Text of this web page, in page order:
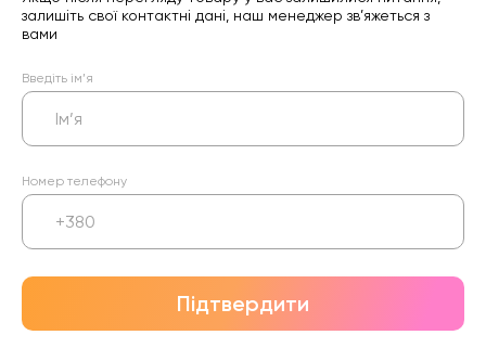
залишіть свої контактні дані, наш менеджер зв’яжеться з
вами
Введіть ім’я
Номер телефону
Підтвердити